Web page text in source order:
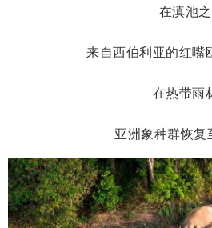
在滇池
来自西伯利亚的红嘴
在热带雨
亚洲象种群恢复